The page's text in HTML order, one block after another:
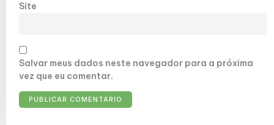
Site
Salvar meus dados neste navegador para a próxima
vez que eu comentar.